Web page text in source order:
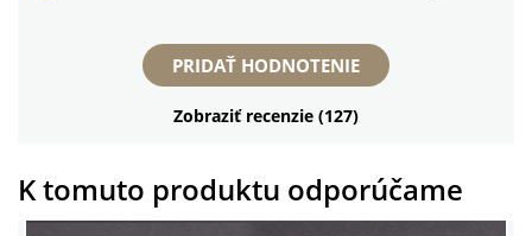
PRIDAŤ HODNOTENIE
Zobraziť recenzie (127)
K tomuto produktu odporúčame